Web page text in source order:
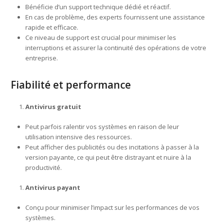
Bénéficie d’un support technique dédié et réactif.
En cas de problème, des experts fournissent une assistance
rapide et efficace.
Ce niveau de support est crucial pour minimiser les
interruptions et assurer la continuité des opérations de votre
entreprise.
Fiabilité et performance
Antivirus gratuit
Peut parfois ralentir vos systèmes en raison de leur
utilisation intensive des ressources.
Peut afficher des publicités ou des incitations à passer à la
version payante, ce qui peut être distrayant et nuire à la
productivité.
Antivirus payant
Conçu pour minimiser l’impact sur les performances de vos
systèmes.